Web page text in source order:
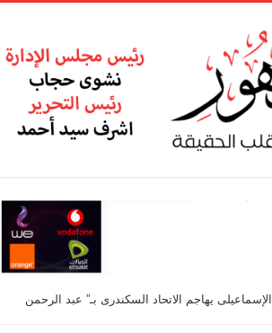
الإسماعيلى يهاجم الاتحاد السكندرى بـ” عبد الرحمن